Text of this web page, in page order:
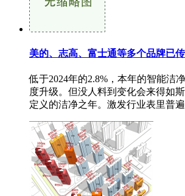
美的、志高、富士通等多个品牌已
低于2024年的2.8%，本年的智能洁
度升级。但没人料到变化会来得如
定义的洁净之年。激发行业表里普